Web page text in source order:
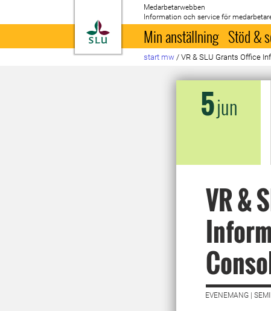
Till startsida
Medarbetarwebben
Information och service för
Min anställning Stöd &
start mw / VR & SLU Grants Office
5jun
VR &
EVENEMANG |